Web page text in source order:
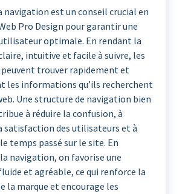
est un conseil crucial en
Pro Design pour garantir une
optimale. En rendant la
intuitive et facile à suivre, les
trouver rapidement et
les informations qu’ils recherchent
Une structure de navigation bien
à réduire la confusion, à
satisfaction des utilisateurs et à
temps passé sur le site. En
navigation, on favorise une
et agréable, ce qui renforce la
la marque et encourage les